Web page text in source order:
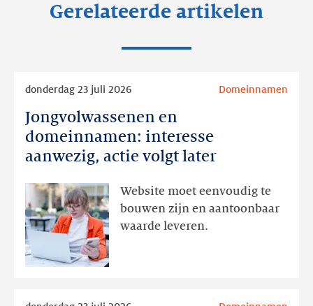
Gerelateerde artikelen
Jongvolwassenen en
domeinnamen: interesse
aanwezig, actie volgt later
donderdag 23 juli 2026 Domeinnamen
Website moet eenvoudig te
bouwen zijn en aantoonbaar
waarde leveren.
Jongvolwassenen
aanwezig,
actie
volgt
later